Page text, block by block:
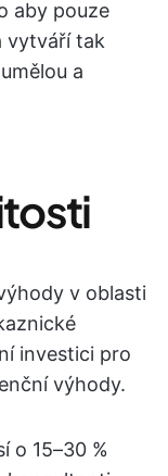
aby pouze
vytváří tak
a
v oblasti
investici pro
výhody.
o 15–30 %